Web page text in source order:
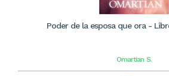
Poder de la esposa que ora -
Omartian S.